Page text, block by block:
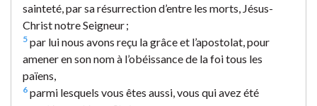
sainteté, par sa résurrection d’entre les morts, Jésus-
Christ notre Seigneur ;
5 par lui nous avons reçu la grâce et l’apostolat, pour
amener en son nom à l’obéissance de la foi tous les
païens,
6 parmi lesquels vous êtes aussi, vous qui avez été